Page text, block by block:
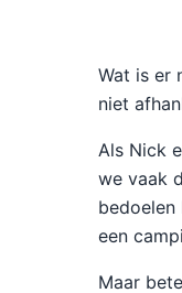
Wat is er
niet
Als Nick
we vaak
een
Maar